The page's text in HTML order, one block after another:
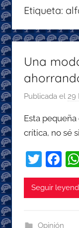
con
recomendaciones
para
podcastfera
Etiqueta:
Una
Publicada el 29
Esta
crítica, no sé
T
w
itt
F
a
c
b
Seguir
Opinión